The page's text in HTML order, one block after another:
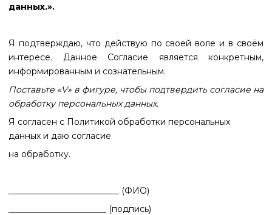
данных.».
Я подтверждаю, что действую по своей воле и в своём
интересе. Данное Согласие является конкретным,
информированным и сознательным.
Поставьте «V» в фигуре, чтобы подтвердить согласие на
обработку персональных данных.
Я согласен с Политикой обработки персональных
данных и даю согласие
на обработку.
__________________________ (ФИО)
_______________________ (подпись)